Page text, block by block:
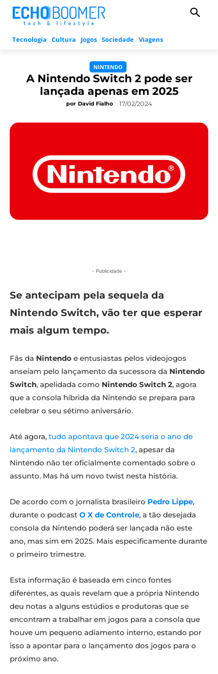
Tecnologia Cultura Jogos Sociedade Viagens
NINTENDO
A Nintendo Switch 2 pode ser
lançada apenas em 2025
por David Fialho 17/02/2024
- Publicidade -
Se antecipam pela sequela da
Nintendo Switch, vão ter que esperar
mais algum tempo.
Fãs da Nintendo e entusiastas pelos videojogos
anseiam pelo lançamento da sucessora da Nintendo
Switch, apelidada como Nintendo Switch 2, agora
que a consola híbrida da Nintendo se prepara para
celebrar o seu sétimo aniversário.
Até agora, tudo apontava que 2024 seria o ano de
lançamento da Nintendo Switch 2, apesar da
Nintendo não ter oficialmente comentado sobre o
assunto. Mas há um novo twist nesta história.
De acordo com o jornalista brasileiro Pedro Lippe,
durante o podcast O X de Controle, a tão desejada
consola da Nintendo poderá ser lançada não este
ano, mas sim em 2025. Mais especificamente durante
o primeiro trimestre.
Esta informação é baseada em cinco fontes
diferentes, as quais revelam que a própria Nintendo
deu notas a alguns estúdios e produtoras que se
encontram a trabalhar em jogos para a consola que
houve um pequeno adiamento interno, estando por
isso a apontar para o lançamento dos jogos para o
próximo ano.